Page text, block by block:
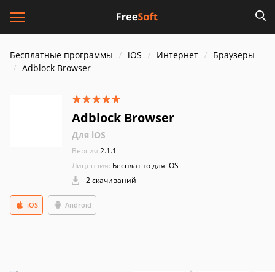
Бесплатные программы iOS Интернет
Браузеры
Adblock Browser
Adblock Browser
Для iOS
Версия:2.1.1
Лицензия: Бесплатно для iOS
2 скачиваний
Android
iOS